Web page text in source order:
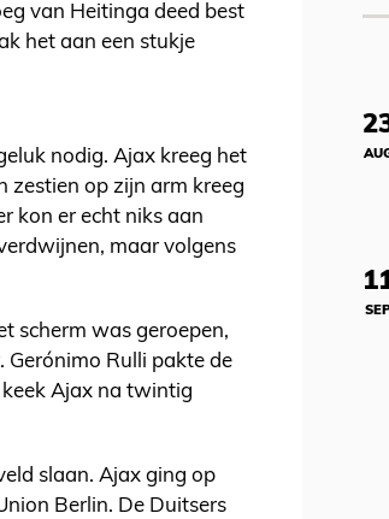
van Heitinga deed best
het aan een stukje
nodig. Ajax kreeg het
zestien op zijn arm kreeg
kon er echt niks aan
maar volgens
scherm was geroepen,
Gerónimo Rulli pakte de
Ajax na twintig
slaan. Ajax ging op
Berlin. De Duitsers